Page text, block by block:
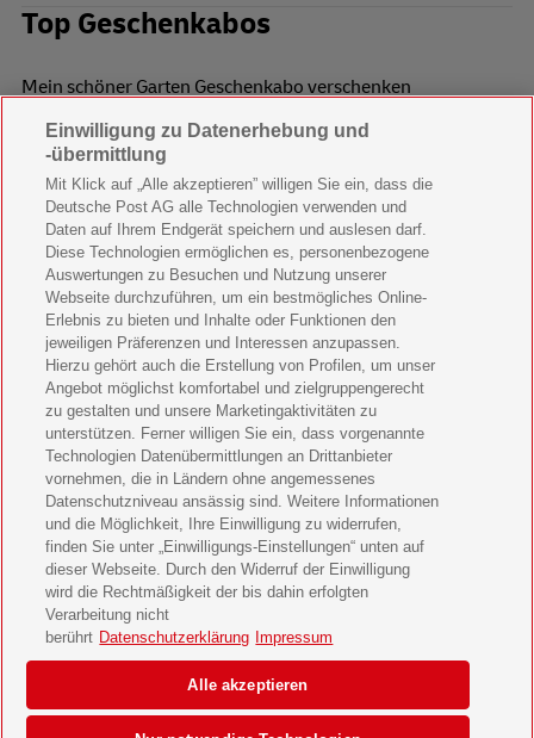
Top Geschenkabos
Mein schöner Garten Geschenkabo verschenken
Wohnen & Garten Geschenkabo verschenken
Mein schönes Land Geschenkabo verschenken
Bild der Frau Geschenkabo verschenken
11 Freunde Geschenkabo verschenken
LEGO Ninjago Magazin Geschenkabo verschenken
Brigitte Geschenkabo verschenken
GEOlino Geschenkabo verschenken
Stern Crime Geschenkabo verschenken
Welt der Wunder Geschenkabo verschenken
GEO Geschenkabo verschenken
Datenschutz & Cookies
Einwilligungs-Einstellungen
Barrierefreiheit
Einwilligung zu Datenerhebung und
-übermittlung
Mit Klick auf „Alle akzeptieren” willigen Sie ein, dass die
Deutsche Post AG alle Technologien verwenden und
Daten auf Ihrem Endgerät speichern und auslesen darf.
Diese Technologien ermöglichen es, personenbezogene
Auswertungen zu Besuchen und Nutzung unserer
Webseite durchzuführen, um ein bestmögliches Online-
Erlebnis zu bieten und Inhalte oder Funktionen den
jeweiligen Präferenzen und Interessen anzupassen.
Hierzu gehört auch die Erstellung von Profilen, um unser
Angebot möglichst komfortabel und zielgruppengerecht
zu gestalten und unsere Marketingaktivitäten zu
unterstützen. Ferner willigen Sie ein, dass vorgenannte
Technologien Datenübermittlungen an Drittanbieter
vornehmen, die in Ländern ohne angemessenes
Datenschutzniveau ansässig sind. Weitere Informationen
und die Möglichkeit, Ihre Einwilligung zu widerrufen,
finden Sie unter „Einwilligungs-Einstellungen“ unten auf
dieser Webseite. Durch den Widerruf der Einwilligung
wird die Rechtmäßigkeit der bis dahin erfolgten
Verarbeitung nicht
berührt Datenschutzerklärung Impressum
Alle akzeptieren